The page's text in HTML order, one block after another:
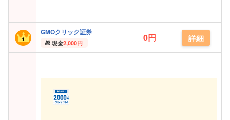
GMOクリック証券
現金2,000円 0円 詳細